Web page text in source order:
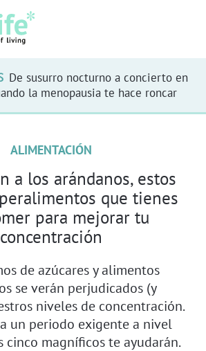
De susurro nocturno a concierto en
la menopausia te hace roncar
ALIMENTACIÓN
a los arándanos, estos
que tienes
para mejorar tu
concentración
de azúcares y alimentos
se verán perjudicados (y
niveles de concentración.
a un periodo exigente a nivel
cinco magníficos te ayudarán.